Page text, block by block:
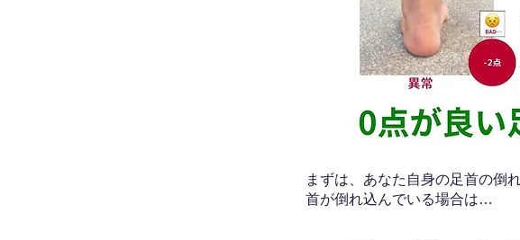
まずは、あなた自身の足首の倒
首が倒れ込んでいる場合は…